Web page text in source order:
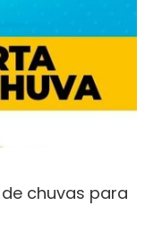
chuvas para